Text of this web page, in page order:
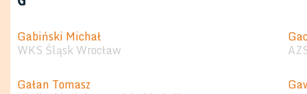
Gabiński Michał
WKS Śląsk Wrocław
Gałan Tomasz